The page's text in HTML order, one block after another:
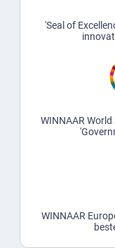
'Seal of
WINNAAR
WINNAAR